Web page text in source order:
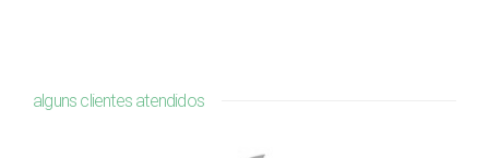
alguns clientes atendidos